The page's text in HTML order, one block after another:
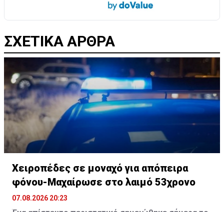
ΣΧΕΤΙΚΑ ΑΡΘΡΑ
Χειροπέδες σε μοναχό για απόπειρα
φόνου-Μαχαίρωσε στο λαιμό 53χρονο
07.08.2026 20:23